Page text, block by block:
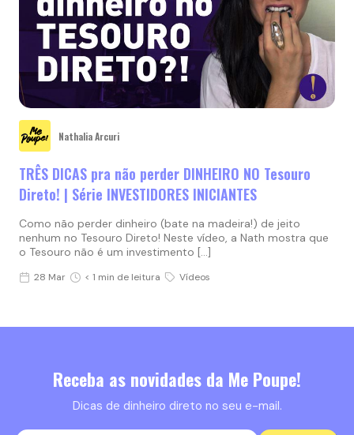
Nathalia Arcuri
TRÊS DICAS pra não perder DINHEIRO NO Tesouro
Direto! | Série INVESTIDORES INICIANTES
Como não perder dinheiro (bate na madeira!) de jeito
nenhum no Tesouro Direto! Neste vídeo, a Nath mostra que
o Tesouro não é um investimento […]
28 Mar < 1 min de leitura Vídeos
Receba as novidades da Me Poupe!
Dicas de dinheiro direto no seu e-mail.